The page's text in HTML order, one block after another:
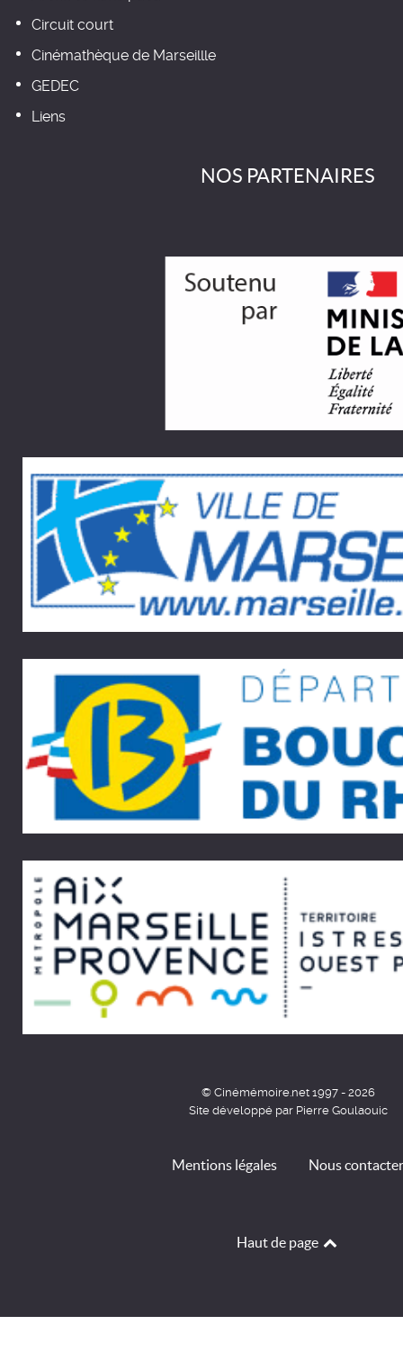
Circuit court
Cinémathèque de Marseillle
GEDEC
Liens
NOS PARTENAIRES
© Cinémémoire.net 1997 - 2026
Site développé par Pierre Goulaouic
Mentions légales Nous contacter
Haut de page